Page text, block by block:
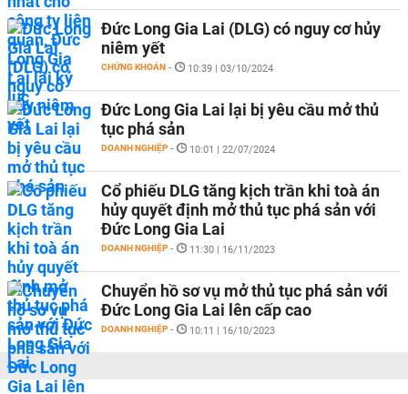
Đức Long Gia Lai (DLG) có nguy cơ hủy
niêm yết
CHỨNG KHOÁN - 10:39 | 03/10/2024
Đức Long Gia Lai lại bị yêu cầu mở thủ
tục phá sản
DOANH NGHIỆP - 10:01 | 22/07/2024
Cổ phiếu DLG tăng kịch trần khi toà án
hủy quyết định mở thủ tục phá sản với
Đức Long Gia Lai
DOANH NGHIỆP - 11:30 | 16/11/2023
Chuyển hồ sơ vụ mở thủ tục phá sản với
Đức Long Gia Lai lên cấp cao
DOANH NGHIỆP - 10:11 | 16/10/2023